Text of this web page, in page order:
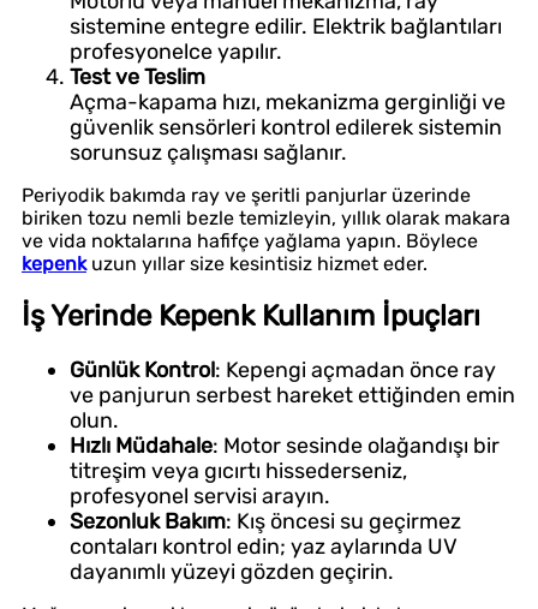
sistemine entegre edilir. Elektrik bağlantıları
profesyonelce yapılır.
Test ve Teslim
Açma-kapama hızı, mekanizma gerginliği ve
güvenlik sensörleri kontrol edilerek sistemin
sorunsuz çalışması sağlanır.
Periyodik bakımda ray ve şeritli panjurlar üzerinde
biriken tozu nemli bezle temizleyin, yıllık olarak makara
ve vida noktalarına hafifçe yağlama yapın. Böylece
kepenkuzun yıllar size kesintisiz hizmet eder.
İş Yerinde Kepenk Kullanım İpuçları
Günlük Kontrol: Kepengi açmadan önce ray
ve panjurun serbest hareket ettiğinden emin
olun.
Hızlı Müdahale: Motor sesinde olağandışı bir
titreşim veya gıcırtı hissederseniz,
profesyonel servisi arayın.
Sezonluk Bakım: Kış öncesi su geçirmez
contaları kontrol edin; yaz aylarında UV
dayanımlı yüzeyi gözden geçirin.